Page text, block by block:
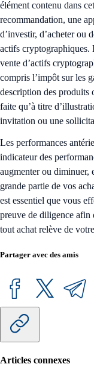
élément contenu dans
recommandation, une
d’investir, d’acheter ou
actifs cryptographiques.
vente d’actifs
compris l’impôt sur les
description des produits
faite qu’à titre
invitation ou une
Les performances
indicateur des
augmenter ou diminuer,
grande partie de vos
est essentiel que vous
preuve de diligence afin
tout achat relève de
Partager avec des amis
Articles connexes